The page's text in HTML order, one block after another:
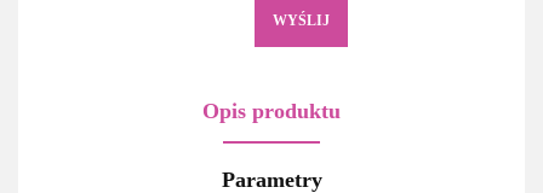
WYŚLIJ
Opis produktu
Parametry